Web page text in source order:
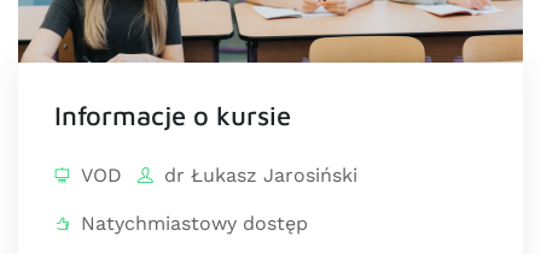
Informacje o kursie
VOD dr Łukasz Jarosiński
Natychmiastowy dostęp